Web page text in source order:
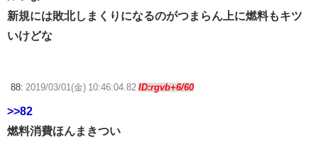
新規には敗北しまくりになるのがつまらん上に燃料もキツ
いけどな
88: 2019/03/01(金) 10:46:04.82 ID:rgvb+6/60
>>82
燃料消費ほんまきつい